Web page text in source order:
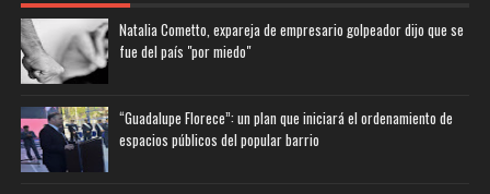
Natalia Cometto, expareja de empresario golpeador dijo que se
fue del país "por miedo"
“Guadalupe Florece”: un plan que iniciará el ordenamiento de
espacios públicos del popular barrio